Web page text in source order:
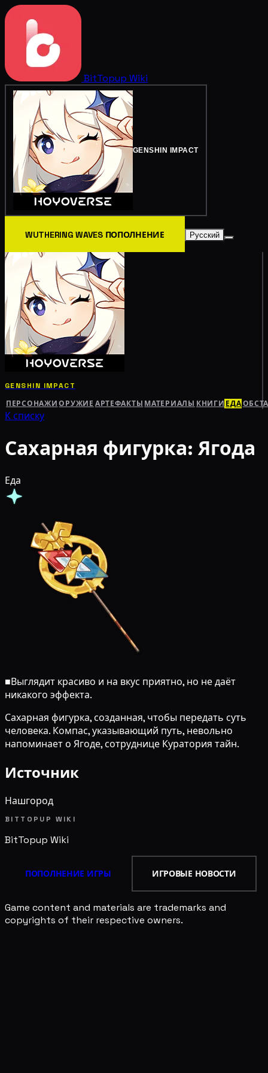
BitTopup Wiki
GENSHIN IMPACT
WUTHERING WAVES ПОПОЛНЕНИЕ Русский
GENSHIN IMPACT
ПЕРСОНАЖИ ОРУЖИЕ АРТЕФАКТЫ МАТЕРИАЛЫ КНИГИ ЕДА
К списку
Сахарная фигурка: Ягода
Еда
■Выглядит красиво и на вкус приятно, но не даёт
никакого эффекта.
Сахарная фигурка, созданная, чтобы передать суть
человека. Компас, указывающий путь, невольно
напоминает о Ягоде, сотруднице Куратория тайн.
Источник
Нашгород
BITTOPUP WIKI
BitTopup Wiki
ПОПОЛНЕНИЕ ИГРЫ ИГРОВЫЕ НОВОСТИ
Game content and materials are trademarks and
copyrights of their respective owners.